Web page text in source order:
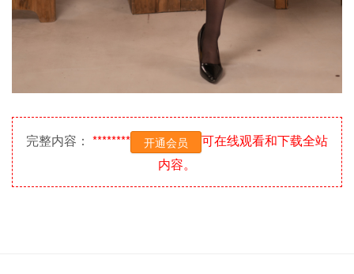
完整内容： ******** 开通会员
可在线观看和下载全站
内容。